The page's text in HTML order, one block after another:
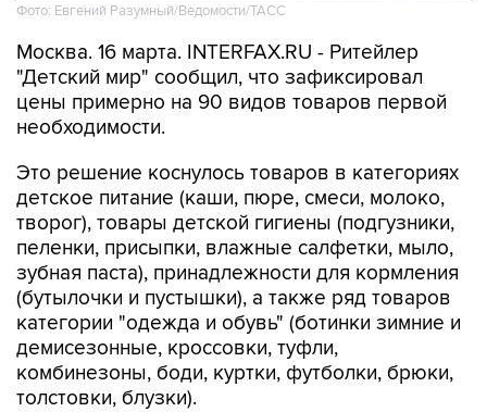
Фото: Евгений Разумный/Ведомости/ТАСС
Москва. 16 марта. INTERFAX.RU - Ритейлер
"Детский мир" сообщил, что зафиксировал
цены примерно на 90 видов товаров первой
необходимости.
Это решение коснулось товаров в категориях
детское питание (каши, пюре, смеси, молоко,
творог), товары детской гигиены (подгузники,
пеленки, присыпки, влажные салфетки, мыло,
зубная паста), принадлежности для кормления
(бутылочки и пустышки), а также ряд товаров
категории "одежда и обувь" (ботинки зимние и
демисезонные, кроссовки, туфли,
комбинезоны, боди, куртки, футболки, брюки,
толстовки, блузки).